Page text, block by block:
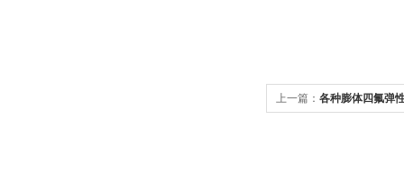
上一篇： 各种膨体四氟弹